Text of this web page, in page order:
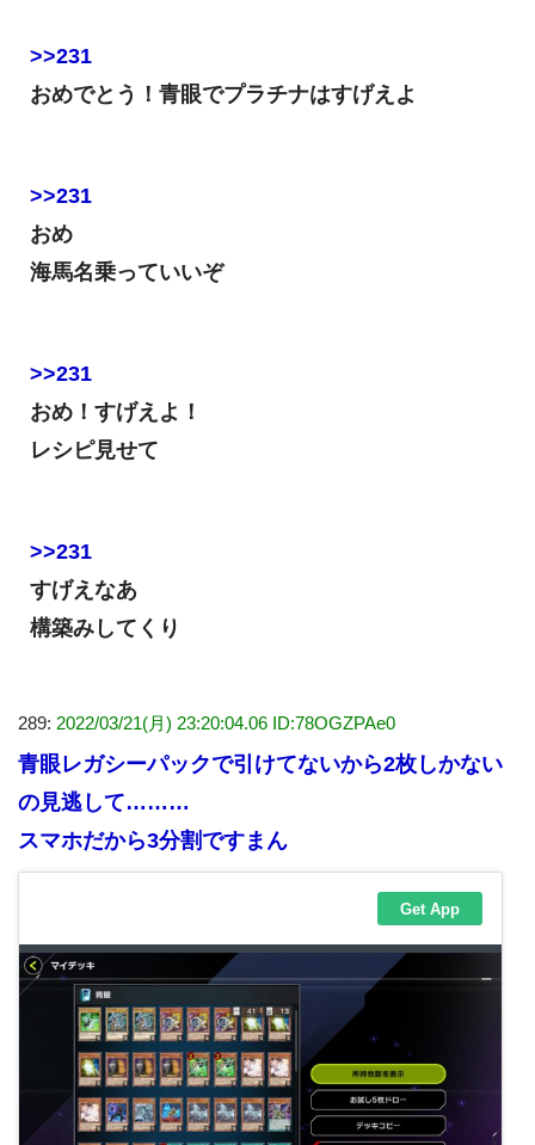
>>231
おめでとう！青眼でプラチナはすげえよ
>>231
おめ
海馬名乗っていいぞ
>>231
おめ！すげえよ！
レシピ見せて
>>231
すげえなあ
構築みしてくり
289: 2022/03/21(月) 23:20:04.06 ID:78OGZPAe0
青眼レガシーパックで引けてないから2枚しかない
の見逃して………
スマホだから3分割ですまん